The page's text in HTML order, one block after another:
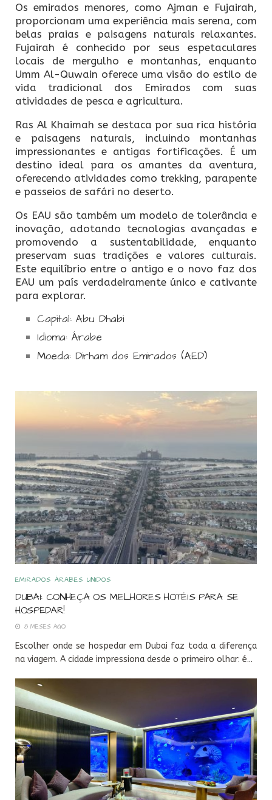
Os emirados menores, como Ajman e Fujairah,
proporcionam uma experiência mais serena, com
belas praias e paisagens naturais relaxantes.
Fujairah é conhecido por seus espetaculares
locais de mergulho e montanhas, enquanto
Umm Al-Quwain oferece uma visão do estilo de
vida tradicional dos Emirados com suas
atividades de pesca e agricultura.
Ras Al Khaimah se destaca por sua rica história
e paisagens naturais, incluindo montanhas
impressionantes e antigas fortificações. É um
destino ideal para os amantes da aventura,
oferecendo atividades como trekking, parapente
e passeios de safári no deserto.
Os EAU são também um modelo de tolerância e
inovação, adotando tecnologias avançadas e
promovendo a sustentabilidade, enquanto
preservam suas tradições e valores culturais.
Este equilíbrio entre o antigo e o novo faz dos
EAU um país verdadeiramente único e cativante
para explorar.
Capital: Abu Dhabi
Idioma: Árabe
Moeda: Dirham dos Emirados (AED)
EMIRADOS ÁRABES UNIDOS
DUBAI: CONHEÇA OS MELHORES HOTÉIS PARA SE
HOSPEDAR!
8 MESES AGO
Escolher onde se hospedar em Dubai faz toda a diferença
na viagem. A cidade impressiona desde o primeiro olhar: é...